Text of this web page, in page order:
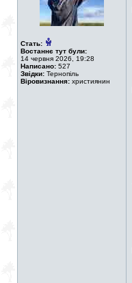
Стать:
Востаннє тут були:
14 червня 2026, 19:28
Написано: 527
Звідки: Тернопіль
Віровизнання: християнин